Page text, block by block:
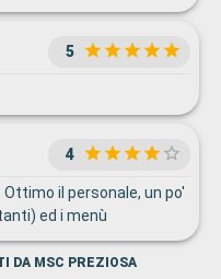
5
4
il personale, un po'
ed i menù
DA MSC PREZIOSA